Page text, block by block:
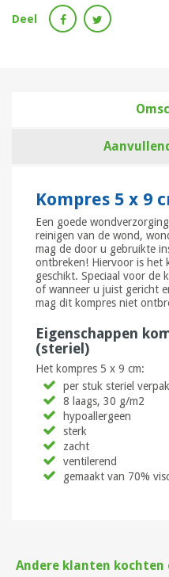
Deel
Kompres 5 x 9
Een goede
reinigen van de wond,
mag de door u gebruikte
ontbreken! Hiervoor is het
geschikt. Speciaal voor de
of wanneer u juist gericht
mag dit kompres niet
Eigenschappen
(steriel)
Het kompres 5 x 9 cm:
per stuk steriel
8 laags, 30 g/m2
hypoallergeen
sterk
zacht
ventilerend
gemaakt van 70%
Andere klanten kochten